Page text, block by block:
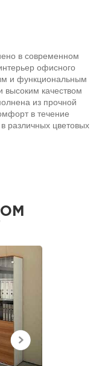
в современном
офисного
и функциональным
высоким качеством
из прочной
в течение
различных цветовых